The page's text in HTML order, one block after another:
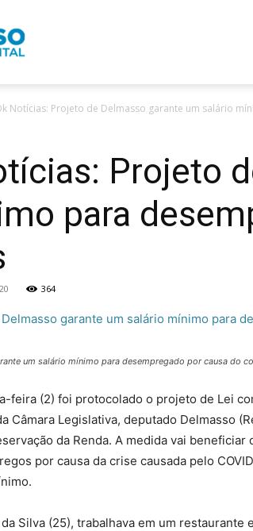
Notícias: Projeto de Delmasso garante um salário
Projeto
para
364
um salário mínimo para desempregado por causa do
feira (2) foi protocolado o projeto de Lei
Câmara Legislativa, deputado Delmasso
da Renda. A medida vai beneficiar
por causa da crise causada pelo
Silva (25), trabalhava em um restaurante